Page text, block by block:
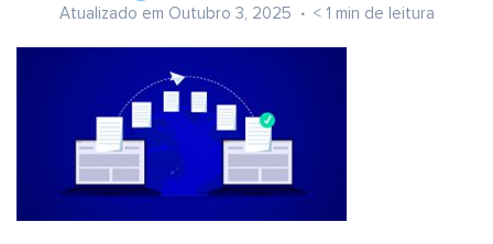
Atualizado em Outubro 3, 2025 < 1 min de leitura